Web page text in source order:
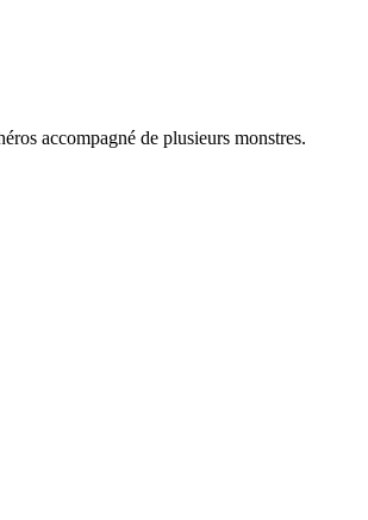
accompagné de plusieurs monstres.